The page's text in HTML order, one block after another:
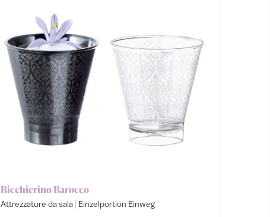
Bicchierino Barocco
Attrezzature da sala | Einzelportion Einweg